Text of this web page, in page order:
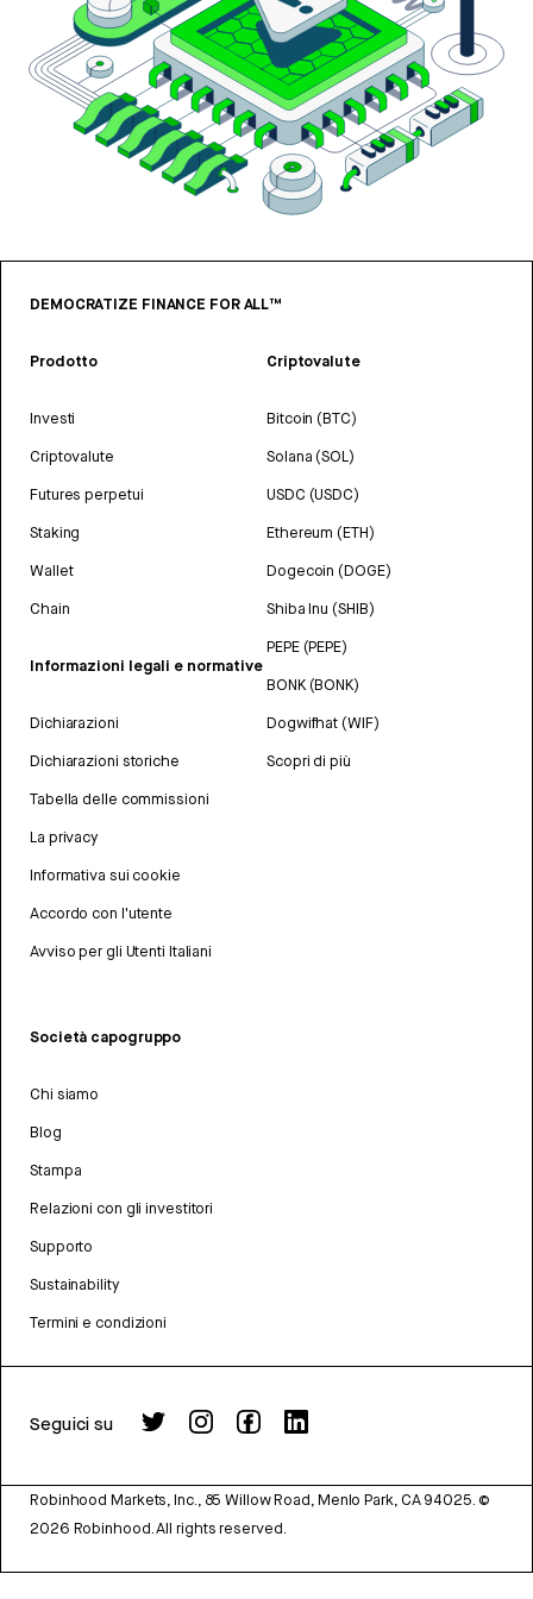
DEMOCRATIZE FINANCE FOR ALL™
Prodotto
Investi
Criptovalute
Futures perpetui
Staking
Wallet
Chain
Informazioni legali e normative
Dichiarazioni
Dichiarazioni storiche
Tabella delle commissioni
La privacy
Informativa sui cookie
Accordo con l'utente
Avviso per gli Utenti Italiani
Criptovalute
Bitcoin (BTC)
Solana (SOL)
USDC (USDC)
Ethereum (ETH)
Dogecoin (DOGE)
Shiba Inu (SHIB)
PEPE (PEPE)
BONK (BONK)
Dogwifhat (WIF)
Scopri di più
Società capogruppo
Chi siamo
Blog
Stampa
Relazioni con gli investitori
Supporto
Sustainability
Termini e condizioni
Seguici su
Robinhood Markets, Inc., 85 Willow Road, Menlo Park, CA 94025. ©
2026 Robinhood. All rights reserved.